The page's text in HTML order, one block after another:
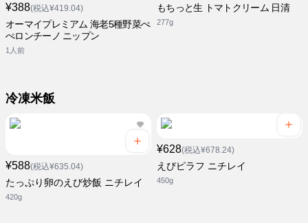
¥388(税込¥419.04)
オーマイプレミアム 海老5種野菜ぺ
ぺロンチーノ ニップン
1人前
もちっと生 トマトクリーム 日清
277g
冷凍米飯
¥588(税込¥635.04)
たっぷり卵のえび炒飯 ニチレイ
420g
¥628(税込¥678.24)
えびピラフ ニチレイ
450g